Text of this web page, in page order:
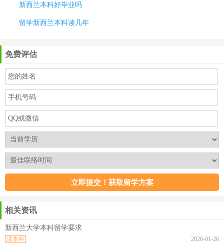
新西兰本科好毕业吗
留学新西兰本科读几年
免费评估
相关资讯
新西兰大学本科留学要求
2026-01-26
读本科